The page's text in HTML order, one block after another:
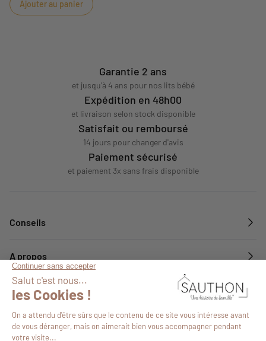
Ajouter au panier
Garantie 2 ans
et jusqu'à 4 ans pour nos lits bébé
Expédition en 48h00
et livraison selon stock disponible
Satisfait ou remboursé
14 jours pour changer d'avis
Paiement sécurisé
et paiement 3x sans frais disponible
Conseils
A propos
Services
Suivez-nous